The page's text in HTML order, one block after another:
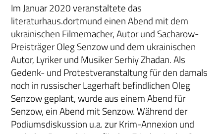
Im Januar 2020 veranstaltete das
literaturhaus.dortmund einen Abend mit dem
ukrainischen Filmemacher, Autor und Sacharow-
Preisträger Oleg Senzow und dem ukrainischen
Autor, Lyriker und Musiker Serhiy Zhadan. Als
Gedenk- und Protestveranstaltung für den damals
noch in russischer Lagerhaft befindlichen Oleg
Senzow geplant, wurde aus einem Abend für
Senzow, ein Abend mit Senzow. Während der
Podiumsdiskussion u.a. zur Krim-Annexion und